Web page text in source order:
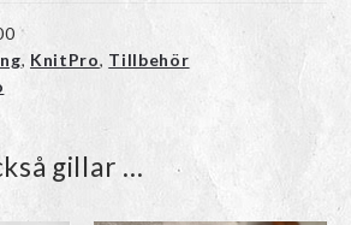
, KnitPro, Tillbehör
gillar …